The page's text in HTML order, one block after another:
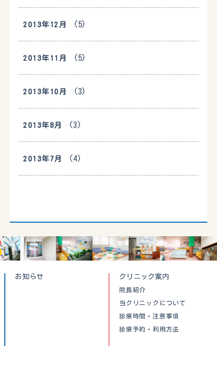
2013年12月 (5)
2013年11月 (5)
2013年10月 (3)
2013年8月 (3)
2013年7月 (4)
お知らせ クリニック案内
院長紹介
当クリニックについて
診療時間・注意事項
診療予約・利用方法